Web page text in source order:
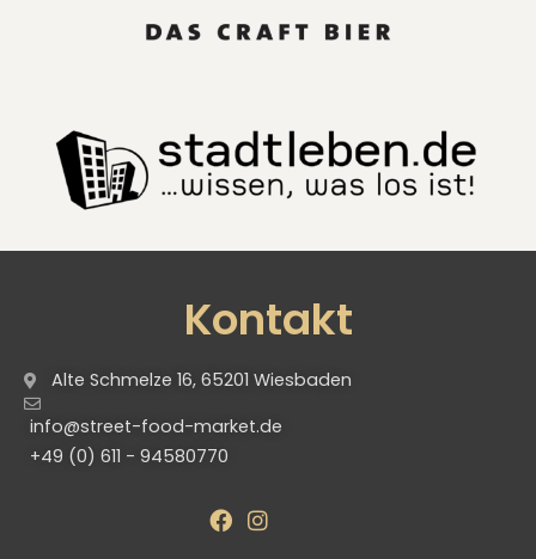
Kontakt
Alte Schmelze 16, 65201 Wiesbaden
info@street-food-market.de
+49 (0) 611 - 94580770